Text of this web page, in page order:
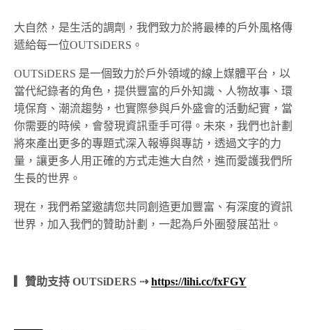
大自然，是生活的調劑，我們致力於將最棒的戶外風格傳
遞給每一位OUTSiDERS。
OUTSiDERS 是一個致力於戶外領域的線上媒體平台，以
當代紀錄者的角色，提供豐富的戶外知識、人物故事、環
境保育、潮流趨勢，也實際參與戶外盛會的活動紀實，當
你需要的時候，會發現資訊垂手可得。未來，我們也計劃
將來產出更多的專題式深入報導與專訪，透過文字的力
量，讓更多人用正確的方式走進大自然，進而愛護我們所
生長的世界。
現在，我們希望邀請您共同創造更加豐富、有深度的資訊
世界，加入我們的贊助計劃，一起為戶外圈發展茁壯。
▎贊助支持 OUTSiDERS ⇢https://lihi.cc/fxFGY